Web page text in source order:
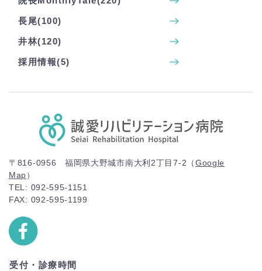
長尾(100)
井林(120)
採用情報(5)
〒816-0956 福岡県大野城市南大利2丁目7-2（Google
Map）
TEL: 092-595-1151
FAX: 092-595-1199
受付・診療時間